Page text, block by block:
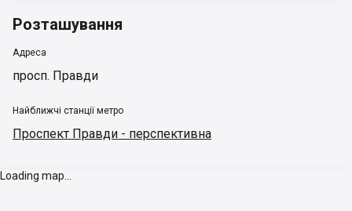
Розташування
Адреса
просп. Правди
Найближчі станції метро
Проспект Правди - перспективна
Loading map...